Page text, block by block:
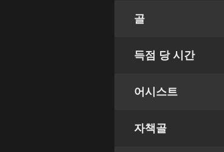
골
득점 당 시간
어시스트
자책골